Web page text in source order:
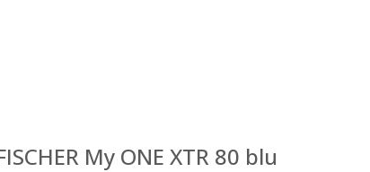
My ONE XTR 80 blu